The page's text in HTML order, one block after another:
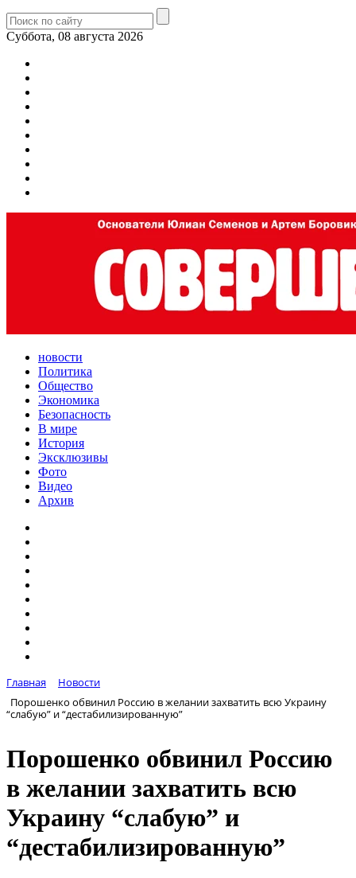
Суббота, 08 августа 2026
новости
Политика
Общество
Экономика
Безопасность
В мире
История
Эксклюзивы
Фото
Видео
Архив
Главная
Новости
Порошенко обвинил Россию в желании захватить всю Украину
“слабую” и “дестабилизированную”
Порошенко обвинил Россию
в желании захватить всю
Украину “слабую” и
“дестабилизированную”